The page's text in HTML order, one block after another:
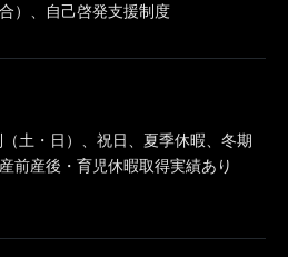
）、自己啓発支援制度
土・日）、祝日、夏季休暇、冬期
前産後・育児休暇取得実績あり